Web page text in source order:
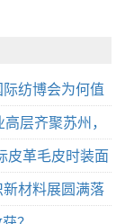
纺博会为何值
层齐聚苏州，
皮革毛皮时装面
材料展圆满落